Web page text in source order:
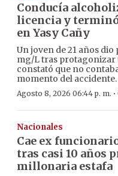
Conducía
licencia y
en Yasy Cañy
Un joven de 21 años dio
mg/L tras protagonizar
constató que no
momento del accidente.
Agosto 8, 2026 06:44 p. m. ·
Nacionales
Cae ex
tras casi 10 años
millonaria estafa